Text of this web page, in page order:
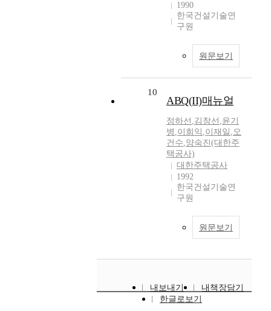
1990
한국건설기술연
구원
원문보기
10
ABQ(II)매뉴얼
정하선 ,김창선 ,윤기
병 ,이희익 ,이재일 ,오
건수,양숙진(대한주
택공사)
대한주택공사
1992
한국건설기술연
구원
원문보기
내보내기
내책장담기
한글로보기